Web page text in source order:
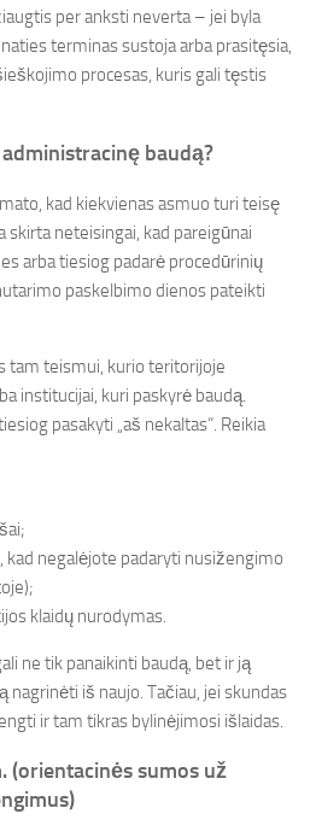
per anksti neverta – jei byla
terminas sustoja arba prasitęsia,
procesas, kuris gali tęstis
baudą?
kad kiekvienas asmuo turi teisę
skirta neteisingai, kad pareigūnai
arba tiesiog padarė procedūrinių
paskelbimo dienos pateikti
tam teismui, kurio teritorijoje
institucijai, kuri paskyrė baudą.
pasakyti „aš nekaltas“. Reikia
kad negalėjote padaryti nusižengimo
klaidų nurodymas.
ne tik panaikinti baudą, bet ir ją
iš naujo. Tačiau, jei skundas
ir tam tikras bylinėjimosi išlaidas.
(orientacinės sumos už